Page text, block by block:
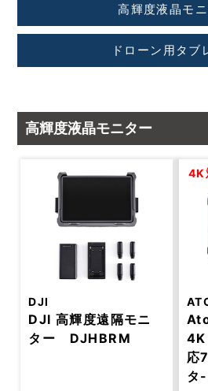
高輝度液晶モ
ドローン用タブ
高輝度液晶モニター
DJI
DJI 高輝度遠隔モニ
ター DJHBRM
4K
応
タ